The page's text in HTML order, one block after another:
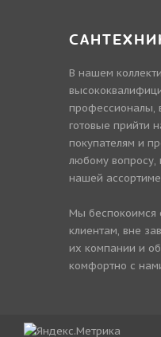
В нашем
профессионалы,
готовые прийти
покупателям и
любому вопросу,
нашей
Мы беспокоимся
клиентам, вне
их компании и
комфортно с